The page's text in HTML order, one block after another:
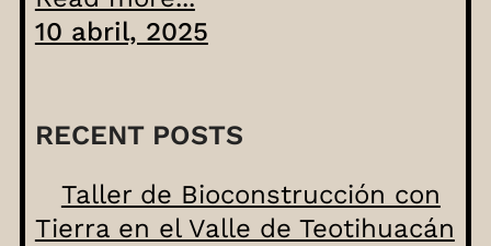
10 abril, 2025
RECENT POSTS
Taller de Bioconstrucción con
Tierra en el Valle de Teotihuacán